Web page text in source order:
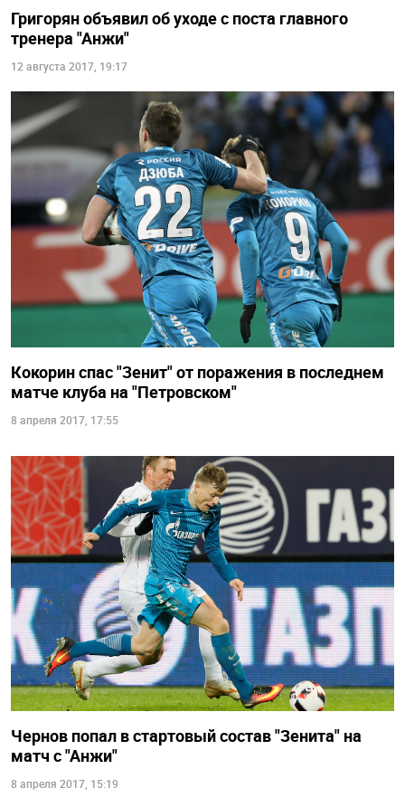
Григорян объявил об уходе с поста главного
тренера "Анжи"
12 августа 2017, 19:17
Кокорин спас "Зенит" от поражения в последнем
матче клуба на "Петровском"
8 апреля 2017, 17:55
Чернов попал в стартовый состав "Зенита" на
матч с "Анжи"
8 апреля 2017, 15:19